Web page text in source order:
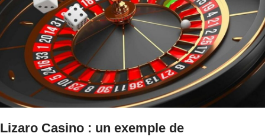
Lizaro Casino : un exemple de